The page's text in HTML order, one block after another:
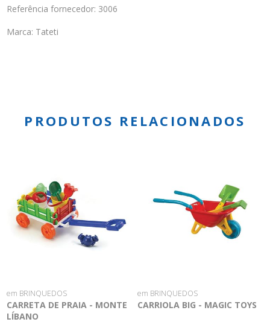
Referência fornecedor: 3006
Marca: Tateti
PRODUTOS RELACIONADOS
em BRINQUEDOS
CARRETA DE PRAIA - MONTE
LÍBANO
em BRINQUEDOS
CARRIOLA BIG - MAGIC TOYS